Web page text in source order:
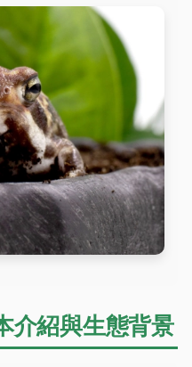
介紹與生態背景